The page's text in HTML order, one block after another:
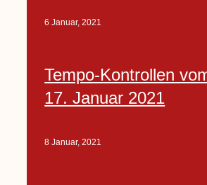
6 Januar, 2021
Tempo-Kontrollen
17. Januar 2021
8 Januar, 2021